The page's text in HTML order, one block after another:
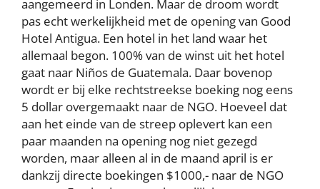
aangemeerd in Londen. Maar de droom wordt
pas echt werkelijkheid met de opening van Good
Hotel Antigua. Een hotel in het land waar het
allemaal begon. 100% van de winst uit het hotel
gaat naar Niños de Guatemala. Daar bovenop
wordt er bij elke rechtstreekse boeking nog eens
5 dollar overgemaakt naar de NGO. Hoeveel dat
aan het einde van de streep oplevert kan een
paar maanden na opening nog niet gezegd
worden, maar alleen al in de maand april is er
dankzij directe boekingen $1000,- naar de NGO